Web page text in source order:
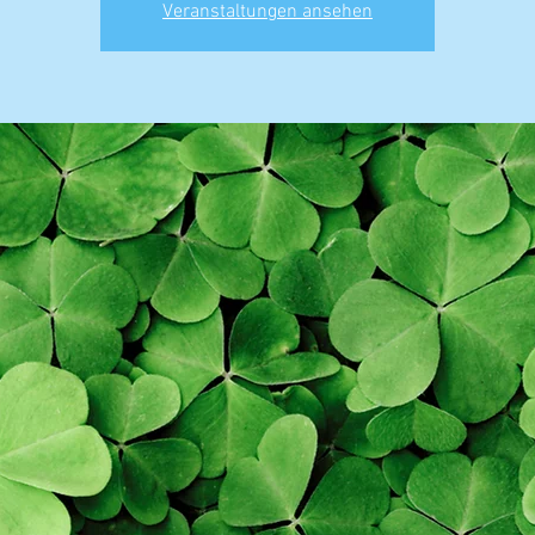
Veranstaltungen ansehen